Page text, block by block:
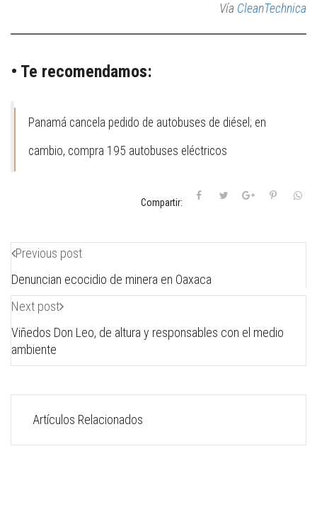
Vía CleanTechnica
• Te recomendamos:
Panamá cancela pedido de autobuses de diésel; en
cambio, compra 195 autobuses eléctricos
Compartir:
Previous post
Denuncian ecocidio de minera en Oaxaca
Next post
Viñedos Don Leo, de altura y responsables con el medio
ambiente
Artículos Relacionados